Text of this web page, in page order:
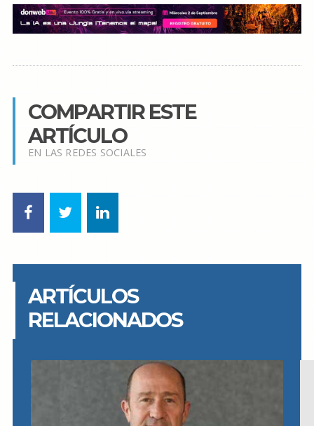
COMPARTIR ESTE
ARTÍCULO
EN LAS REDES SOCIALES
ARTÍCULOS
RELACIONADOS